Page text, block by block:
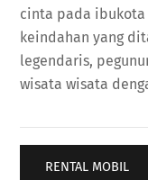
cinta pada ibukota
keindahan yang
legendaris,
wisata wisata
RENTAL MOBIL